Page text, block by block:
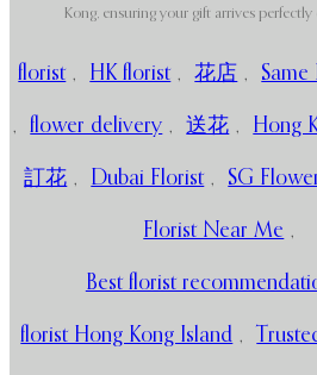
Kong, ensuring your gift arrives
florist , HK florist , 花店 ,
, flower delivery , 送花 , Hong
訂花 , Dubai Florist , SG
Florist Near Me ,
Best florist
florist Hong Kong Island ,